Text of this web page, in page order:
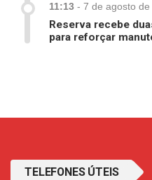
11:13 - 7 de agosto de
Reserva recebe
para reforçar
TELEFONES ÚTEIS